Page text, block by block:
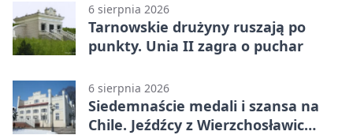
6 sierpnia 2026
Tarnowskie drużyny ruszają po
punkty. Unia II zagra o puchar
6 sierpnia 2026
Siedemnaście medali i szansa na
Chile. Jeźdźcy z Wierzchosławic